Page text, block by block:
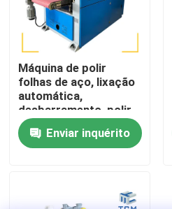
Para casa
Sobre nós
Máquina de polir
folhas de aço, lixação
automática,
desbarramento, polir
folhas de aço, polir
folhas de aço, polir
folhas de aço, polir
Enviar inquérito